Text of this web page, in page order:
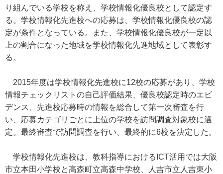
り組んでいる学校を称え、学校情報化優良校として認定す
る。学校情報化先進校への応募は、学校情報化優良校の認
定が条件となっている。また、学校情報化優良校が一定以
上の割合になった地域を学校情報化先進地域として表彰す
る。
2015年度は学校情報化先進校に12校の応募があり、学校
情報チェックリストの自己評価結果、優良校認定時のエビ
デンス、先進校応募時の情報を総合して第一次審査を行
い、応募カテゴリごとに上位の学校を訪問調査対象校に選
定。最終審査で訪問調査を行い、最終的に6校を決定した。
学校情報化先進校は、教科指導におけるICT活用では大阪
市立本田小学校と高森町立高森中学校、人吉市立人吉東小